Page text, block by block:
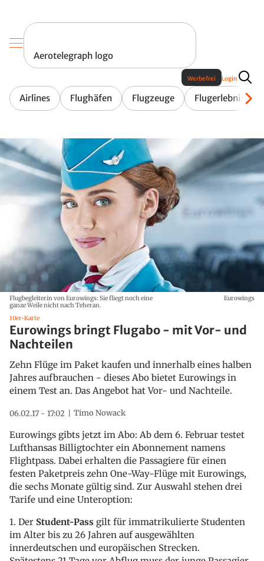
Aerotelegraph logo
Airlines Flughäfen Flugzeuge Flugerlebnis
Werbefrei Login
Flugbegleiterin von Eurowings: Sie fliegt noch eine
ganze Weile nicht nach Teheran.
Eurowings
10er-Karte
Eurowings bringt Flugabo - mit Vor- und
Nachteilen
Zehn Flüge im Paket kaufen und innerhalb eines halben
Jahres aufbrauchen - dieses Abo bietet Eurowings in
einem Test an. Das Angebot hat Vor- und Nachteile.
06.02.17 - 17:02 Timo Nowack
Eurowings gibts jetzt im Abo: Ab dem 6. Februar testet
Lufthansas Billigtochter ein Abonnement namens
Flightpass. Dabei erhalten die Passagiere für einen
festen Paketpreis zehn One-Way-Flüge mit Eurowings,
die sechs Monate gültig sind. Zur Auswahl stehen drei
Tarife und eine Unteroption:
1. Der Student-Pass gilt für immatrikulierte Studenten
im Alter bis zu 26 Jahren auf ausgewählten
innerdeutschen und europäischen Strecken.